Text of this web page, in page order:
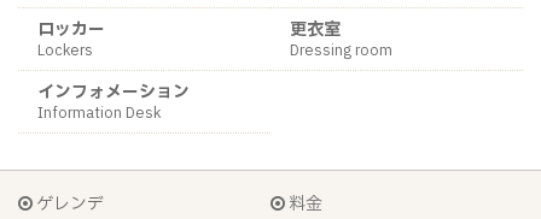
ロッカー
Lockers
更衣室
Dressing room
インフォメーション
Information Desk
ゲレンデ
料金